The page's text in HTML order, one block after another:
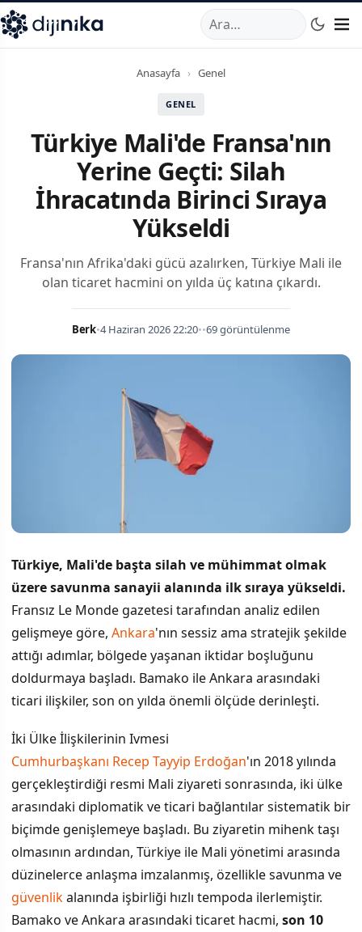
,Marmara Mahallesi,Beylikdüzü34520TRTelefon:0850
Anasayfa › Genel
GENEL
Türkiye Mali'de Fransa'nın
Yerine Geçti: Silah
İhracatında Birinci Sıraya
Yükseldi
Fransa'nın Afrika'daki gücü azalırken, Türkiye Mali ile
olan ticaret hacmini on yılda üç katına çıkardı.
Berk•4 Haziran 2026 22:20••69 görüntülenme
Türkiye, Mali'de başta silah ve mühimmat olmak
üzere savunma sanayii alanında ilk sıraya yükseldi.
Fransız Le Monde gazetesi tarafından analiz edilen
gelişmeye göre, Ankara'nın sessiz ama stratejik şekilde
attığı adımlar, bölgede yaşanan iktidar boşluğunu
doldurmaya başladı. Bamako ile Ankara arasındaki
ticari ilişkiler, son on yılda önemli ölçüde derinleşti.
İki Ülke İlişkilerinin Ivmesi
Cumhurbaşkanı Recep Tayyip Erdoğan'ın 2018 yılında
gerçekleştirdiği resmi Mali ziyareti sonrasında, iki ülke
arasındaki diplomatik ve ticari bağlantılar sistematik bir
biçimde genişlemeye başladı. Bu ziyaretin mihenk taşı
olmasının ardından, Türkiye ile Mali yönetimi arasında
düzinelerce anlaşma imzalanmış, özellikle savunma ve
güvenlikalanında işbirliği hızlı tempoda ilerlemiştir.
Bamako ve Ankara arasındaki ticaret hacmi, son 10